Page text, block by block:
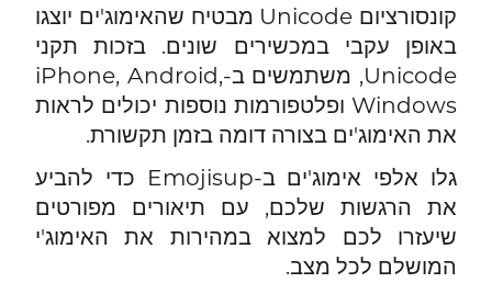
קונסורציום Unicode מבטיח שהאימוג'ים יוצגו
באופן עקבי במכשירים שונים. בזכות תקני
Unicode, משתמשים ב-iPhone, Android,
Windows ופלטפורמות נוספות יכולים לראות
את האימוג'ים בצורה דומה בזמן תקשורת.
גלו אלפי אימוג'ים ב-Emojisup כדי להביע
את הרגשות שלכם, עם תיאורים מפורטים
שיעזרו לכם למצוא במהירות את האימוג'י
המושלם לכל מצב.